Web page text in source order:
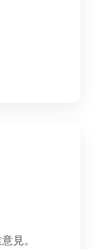
見。